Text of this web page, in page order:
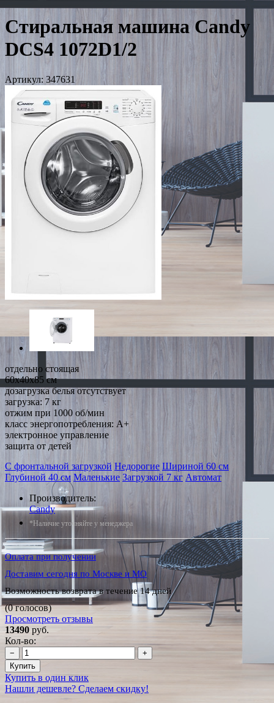
Стиральная машина Candy
DCS4 1072D1/2
Артикул: 347631
отдельно стоящая
60x40x85 см
дозагрузка белья отсутствует
загрузка: 7 кг
отжим при 1000 об/мин
класс энергопотребления: A+
электронное управление
защита от детей
С фронтальной загрузкой Недорогие Шириной 60 см
Глубиной 40 см Маленькие Загрузкой 7 кг Автомат
Производитель:
Candy
*Наличие уточняйте у менеджера
Оплата при получении
Доставим сегодня по Москве и МО
Возможность возврата в течение 14 дней
(0 голосов)
Просмотреть отзывы
13490 руб.
Кол-во:
−
+
Купить
Купить в один клик
Нашли дешевле? Сделаем скидку!